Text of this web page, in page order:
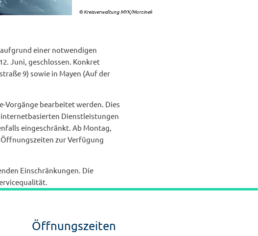
© Kreisverwaltung MYK/Morcinek
einer notwendigen
Juni, geschlossen. Konkret
9) sowie in Mayen (Auf der
Vorgänge bearbeitet werden. Dies
Dienstleistungen
eingeschränkt. Ab Montag,
zur Verfügung
Einschränkungen. Die
Öffnungszeiten